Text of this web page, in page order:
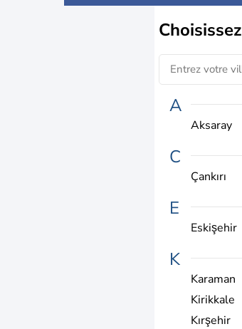
Choisissez
A
Aksaray
C
Çankırı
E
Eskişehir
K
Karaman
Kirikkale
Kırşehir